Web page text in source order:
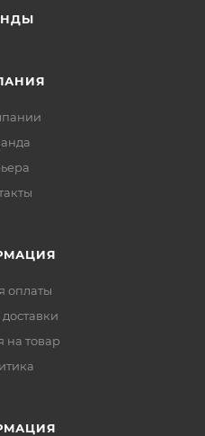
оплаты
на товар